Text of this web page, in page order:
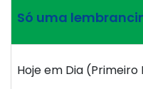
Só uma
Hoje em Dia (Primeiro